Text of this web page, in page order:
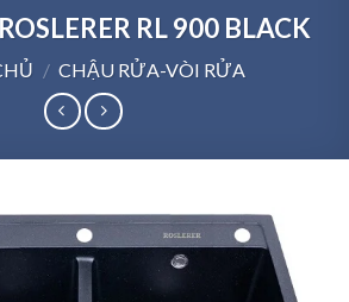
RL 900 BLACK
/ CHẬU RỬA-VÒI RỬA